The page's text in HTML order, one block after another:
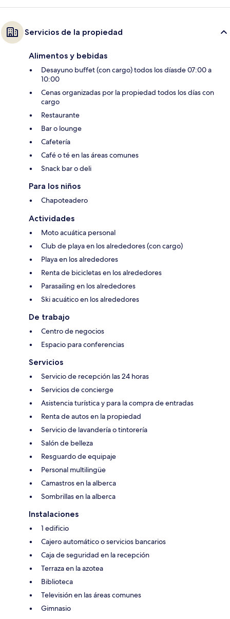
Servicios de la propiedad
Alimentos y bebidas
Desayuno buffet (con cargo) todos los díasde 07:00 a
10:00
Cenas organizadas por la propiedad todos los días con
cargo
Restaurante
Bar o lounge
Cafetería
Café o té en las áreas comunes
Snack bar o deli
Para los niños
Chapoteadero
Actividades
Moto acuática personal
Club de playa en los alrededores (con cargo)
Playa en los alrededores
Renta de bicicletas en los alrededores
Parasailing en los alrededores
Ski acuático en los alrededores
De trabajo
Centro de negocios
Espacio para conferencias
Servicios
Servicio de recepción las 24 horas
Servicios de concierge
Asistencia turística y para la compra de entradas
Renta de autos en la propiedad
Servicio de lavandería o tintorería
Salón de belleza
Resguardo de equipaje
Personal multilingüe
Camastros en la alberca
Sombrillas en la alberca
Instalaciones
1 edificio
Cajero automático o servicios bancarios
Caja de seguridad en la recepción
Terraza en la azotea
Biblioteca
Televisión en las áreas comunes
Gimnasio